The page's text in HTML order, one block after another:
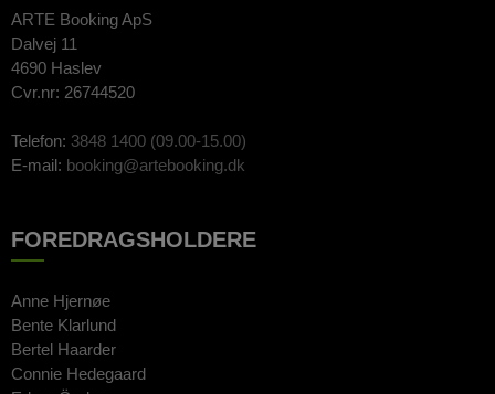
ARTE Booking ApS
Dalvej 11
4690 Haslev
Cvr.nr: 26744520
Telefon: 3848 1400 (09.00-15.00)
E-mail: booking@artebooking.dk
FOREDRAGSHOLDERE
Anne Hjernøe
Bente Klarlund
Bertel Haarder
Connie Hedegaard